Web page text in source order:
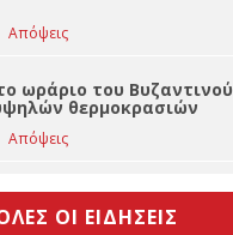
Κωμωδίας
Απόψεις
ωράριο του
θερμοκρασιών